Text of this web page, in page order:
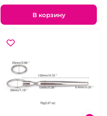
В корзину